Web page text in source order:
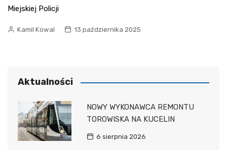
Miejskiej Policji
Kamil Kowal 13 października 2025
Aktualności
NOWY WYKONAWCA REMONTU
TOROWISKA NA KUCELIN
6 sierpnia 2026